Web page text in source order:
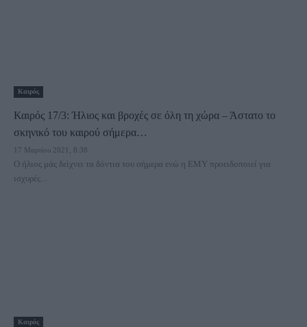
Καιρός
Καιρός 17/3: Ήλιος και βροχές σε όλη τη χώρα – Άστατο το
σκηνικό του καιρού σήμερα…
17 Μαρτίου 2021, 8:38
Ο ήλιος μάς δείχνει τα δόντια του σήμερα ενώ η ΕΜΥ προειδοποιεί για
ισχυρές...
Καιρός